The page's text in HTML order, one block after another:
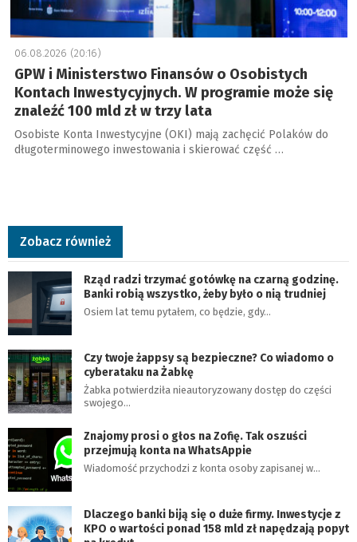
06.08.2026 (20:16)
GPW i Ministerstwo Finansów o Osobistych
Kontach Inwestycyjnych. W programie może się
znaleźć 100 mld zł w trzy lata
Osobiste Konta Inwestycyjne (OKI) mają zachęcić Polaków do
długoterminowego inwestowania i skierować część …
Zobacz również
Rząd radzi trzymać gotówkę na czarną godzinę.
Banki robią wszystko, żeby było o nią trudniej
Osiem lat temu pytałem, co będzie, gdy…
Czy twoje żappsy są bezpieczne? Co wiadomo o
cyberataku na Żabkę
Żabka potwierdziła nieautoryzowany dostęp do części
swojego…
Znajomy prosi o głos na Zofię. Tak oszuści
przejmują konta na WhatsAppie
Wiadomość przychodzi z konta osoby zapisanej w…
Dlaczego banki biją się o duże firmy. Inwestycje z
KPO o wartości ponad 158 mld zł napędzają popyt